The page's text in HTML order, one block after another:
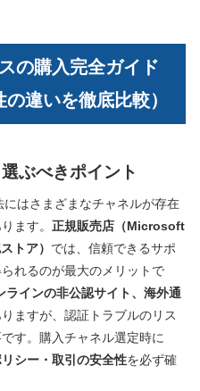
の購入完全ガイド
違いを徹底比較）
ぶべきポイント
はさまざまなチャネルが存在
ます。 正規販売店（Microsoft
トア） では、信頼できるサポ
れるのが最大のメリットで
ラインの非公認サイト、海外通
ますが、認証トラブルのリス
す。購入チャネル選定時に
シー・取引の安全性を必ず確